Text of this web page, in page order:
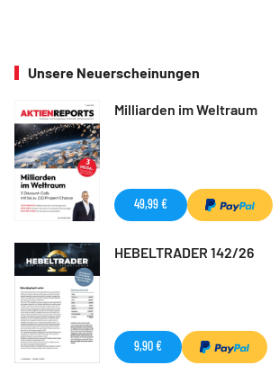
Unsere Neuerscheinungen
Milliarden im Weltraum
49,99 €
HEBELTRADER 142/26
9,90 €